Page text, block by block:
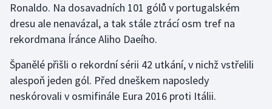
Gymnastika
Házená
Jezdectví
Judo
Ronaldo. Na dosavadních 101 gólů v portugalském
dresu ale nenavázal, a tak stále ztrácí osm tref na
rekordmana Íránce Aliho Daeího.
Španělé přišli o rekordní sérii 42 utkání, v nichž vstřelili
alespoň jeden gól. Před dneškem naposledy
neskórovali v osmifinále Eura 2016 proti Itálii.